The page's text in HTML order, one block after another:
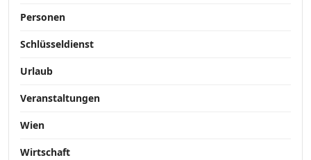
Personen
Schlüsseldienst
Urlaub
Veranstaltungen
Wien
Wirtschaft